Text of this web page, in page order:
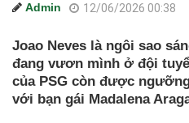
Admin 12/06/2026 00:38
Joao Neves là ngôi sao
đang vươn mình ở đội
của PSG còn được
với bạn gái Madalena